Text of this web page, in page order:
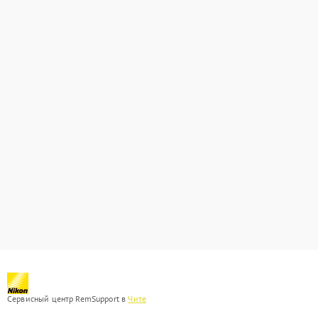
Сервисный центр RemSupport в Чите